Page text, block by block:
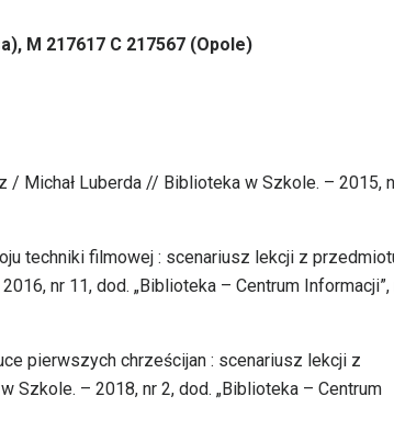
M 217617 C 217567 (Opole)
Michał Luberda // Biblioteka w Szkole. – 2015,
techniki filmowej : scenariusz lekcji z
nr 11, dod. „Biblioteka – Centrum Informacji”,
pierwszych chrześcijan : scenariusz lekcji z
– 2018, nr 2, dod. „Biblioteka – Centrum